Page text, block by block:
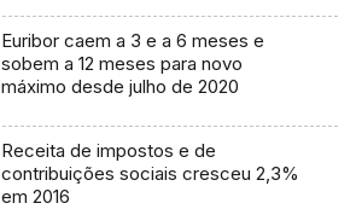
Euribor caem a 3 e a 6 meses e
sobem a 12 meses para novo
máximo desde julho de 2020
Receita de impostos e de
contribuições sociais cresceu 2,3%
em 2016